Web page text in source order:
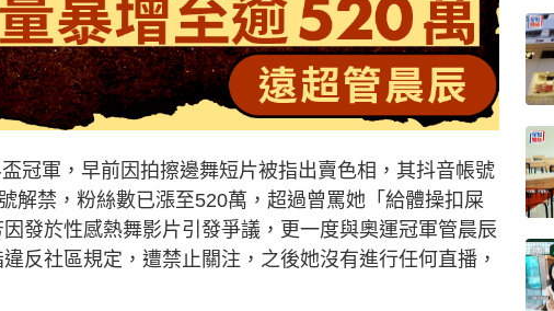
冠軍，早前因拍擦邊舞短片被指出賣色相，其抖音帳號
解禁，粉絲數已漲至520萬，超過曾罵她「給體操扣屎
發於性感熱舞影片引發爭議，更一度與奧運冠軍管晨辰
反社區規定，遭禁止關注，之後她沒有進行任何直播，